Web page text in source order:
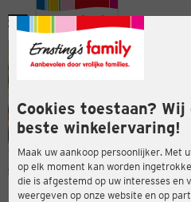
Cookies toestaan?
beste winkelervaring!
Maak uw aankoop persoonlijker. Met
op elk moment kan worden
die is afgestemd op uw interesses
weergeven op onze website en op
Menu